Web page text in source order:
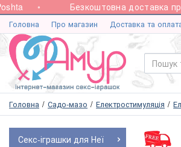
Безкоштовна доставка при
Головна Про магазин Доставка та
Головна Садо-мазо Електростимуляція
Секс-іграшки для Неї